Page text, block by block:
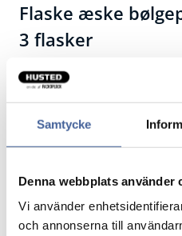
Samtycke
Denna webbplats använder
Vi använder
och annonserna till
Flaske æske
3 flasker
Gaveæske til flasker.
Bærehåndtag.
De foldede ruder skaber
Ruden er åben, altså
Pris pr. pk.